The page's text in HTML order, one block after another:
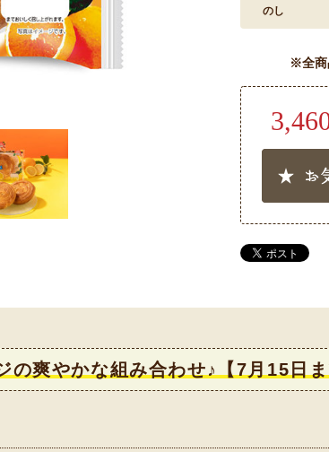
のし
※全商
の爽やかな組み合わせ♪【7月15日ま